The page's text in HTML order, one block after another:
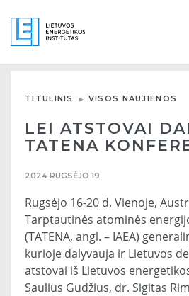
TITULINIS VISOS NAUJIENOS
LEI ATSTOVAI
TATENA
2024 RUGSĖJO 19
Rugsėjo 16-20 d. Vienoje,
Tarptautinės atominės
(TATENA, angl. – IAEA)
kurioje dalyvauja ir Lietuvos
atstovai iš Lietuvos
Saulius Gudžius, dr. Sigitas